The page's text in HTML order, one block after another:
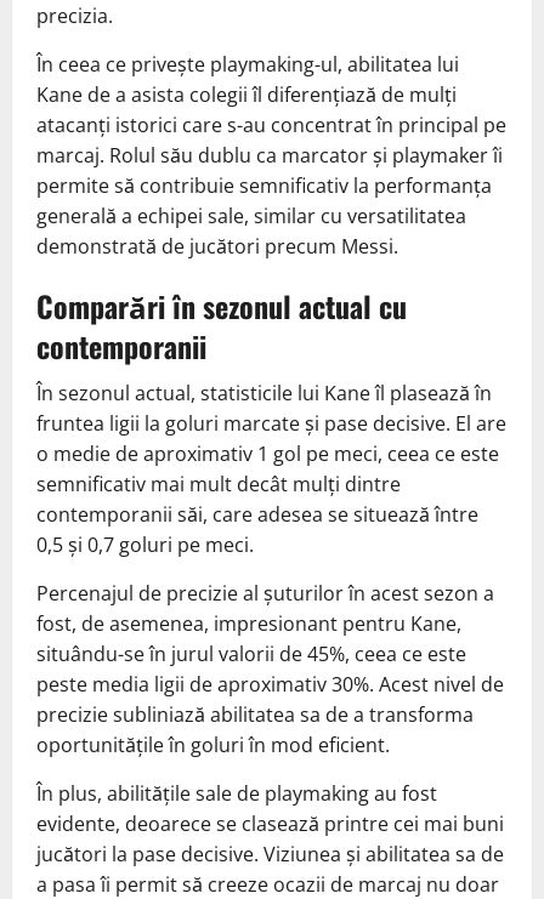
precizia.
În ceea ce privește playmaking-ul, abilitatea lui
Kane de a asista colegii îl diferențiază de mulți
atacanți istorici care s-au concentrat în principal pe
marcaj. Rolul său dublu ca marcator și playmaker îi
permite să contribuie semnificativ la performanța
generală a echipei sale, similar cu versatilitatea
demonstrată de jucători precum Messi.
Comparări în sezonul actual cu
contemporanii
În sezonul actual, statisticile lui Kane îl plasează în
fruntea ligii la goluri marcate și pase decisive. El are
o medie de aproximativ 1 gol pe meci, ceea ce este
semnificativ mai mult decât mulți dintre
contemporanii săi, care adesea se situează între
0,5 și 0,7 goluri pe meci.
Percenajul de precizie al șuturilor în acest sezon a
fost, de asemenea, impresionant pentru Kane,
situându-se în jurul valorii de 45%, ceea ce este
peste media ligii de aproximativ 30%. Acest nivel de
precizie subliniază abilitatea sa de a transforma
oportunitățile în goluri în mod eficient.
În plus, abilitățile sale de playmaking au fost
evidente, deoarece se clasează printre cei mai buni
jucători la pase decisive. Viziunea și abilitatea sa de
a pasa îi permit să creeze ocazii de marcaj nu doar